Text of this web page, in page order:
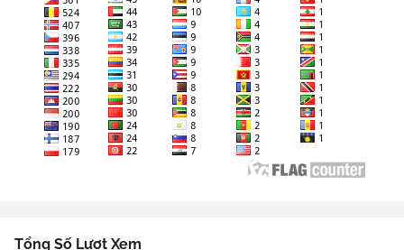
Tổng Số Lượt Xem